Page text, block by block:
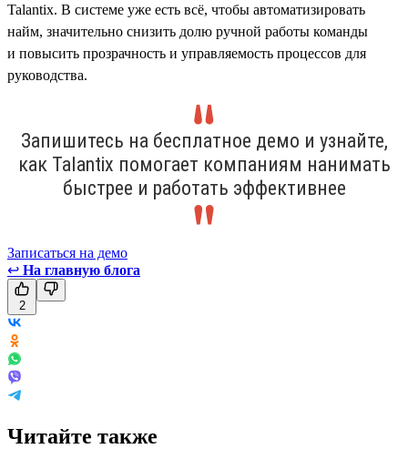
Talantix. В системе уже есть всё, чтобы автоматизировать
найм, значительно снизить долю ручной работы команды
и повысить прозрачность и управляемость процессов для
руководства.
Запишитесь на бесплатное демо и узнайте,
как Talantix помогает компаниям нанимать
быстрее и работать эффективнее
Записаться на демо
↩ На главную блога
2
Читайте также